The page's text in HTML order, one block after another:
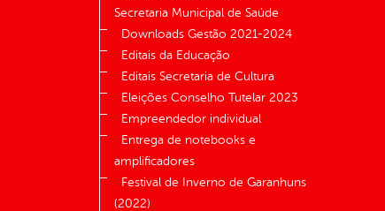
Secretaria Municipal de Saúde
Downloads Gestão 2021-2024
Editais da Educação
Editais Secretaria de Cultura
Eleições Conselho Tutelar 2023
Empreendedor individual
Entrega de notebooks e
amplificadores
Festival de Inverno de Garanhuns
(2022)